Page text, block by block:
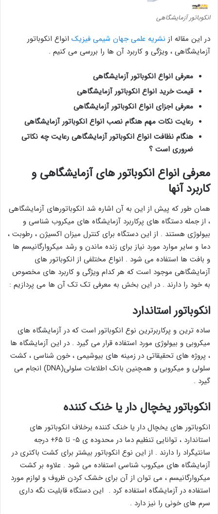
انکوباتور آزمایشگاهی
در این مقاله از نشریه علمی جهان شیمی فیزیک انواع انکوباتور
آزمایشگاهی ، ویژگی و کاربرد آن ها را بررسی می کنیم .
معرفی انواع انکوباتور آزمایشگاهی
قیمت خرید انواع انکوباتور آزمایشگاهی
معرفی اجزای انواع انکوباتور آزمایشگاهی
رعایت نکات مهم هنگام نصب انواع انکوباتور آزمایشگاهی
هنگام نظافت انواع انکوباتور آزمایشگاهی رعایت چه نکاتی
ضروری است ؟
معرفی انواع انکوباتور های آزمایشگاهی و
کاربرد آنها
همان طور که پیش از این به آن اشاره شد انکوباتورهای آزمایشگاهی
، از جمله دستگاه های پرکاربرد آزمایشگاه های میکروب شناسی و
بیولوژی هستند . از این دستگاه برای کنترل میزان اکسیژن ، رطوبت ،
دما و سایر موارد مورد نیاز برای زنده ماندن و رشد میکروارگانیسم ها
و بافت ها استفاده می شود . انواع مختلفی از انکوباتور های
آزمایشگاهی موجود است که هر کدام ویژگی و کاربرد های مخصوص
به خود را دارند . در این بخش به معرفی تک تک آن ها می پردازیم :
انکوباتور استاندارد
ساده ترین و پرکاربرترین نوع انکوباتور است که در آزمایشگاه های
میکروبی و بیولوژی مورد استفاده قرار می گیرد . در این آزمایشگاه ها
، پروژه های تحقیقاتی در زمینه های بیوشیمی ، خون شناسی ، کشت
سلولی و میکروبی و همچنین بانک اطلاعات سلولی(DNA) انجام می
گیرد .
انکوباتور یخچال دار یا خنک کننده
انکوباتور های یخچال دار یا خنک کننده برخلاف انکوباتور های
استاندارد ، توانایی تنظیم دما در محدوده ی ۵- تا ۶۵+ درجه
سانتیگراد را دارند . از این نوع انکوباتور بیشتر برای کشت باکتری در
آزمایشگاه های میکروب شناسی استفاده می شود . علاوه بر کشت
میکروارگانیسم ، می توان از آن برای خشک کردن ظروف و لوازم مورد
استفاده در آزمایشگاه استفاده کرد . این دستگاه قابلیت نگه داری
سرم های خونی را نیز دارد .